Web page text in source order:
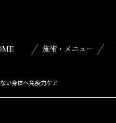
施術・メニュー
い身体へ免疫力ケア